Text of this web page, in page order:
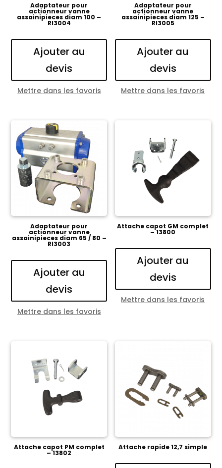
Adaptateur pour
actionneur vanne
assainipieces diam 100 –
RI3004
Ajouter au
devis
Mettre dans les favoris
Adaptateur pour
actionneur vanne
assainipieces diam 125 –
RI3005
Ajouter au
devis
Mettre dans les favoris
Adaptateur pour
actionneur vanne
assainipieces diam 65 / 80 –
RI3003
Ajouter au
devis
Mettre dans les favoris
Attache capot GM complet
– 13800
Ajouter au
devis
Mettre dans les favoris
Attache capot PM complet
– 13802
Attache rapide 12,7 simple